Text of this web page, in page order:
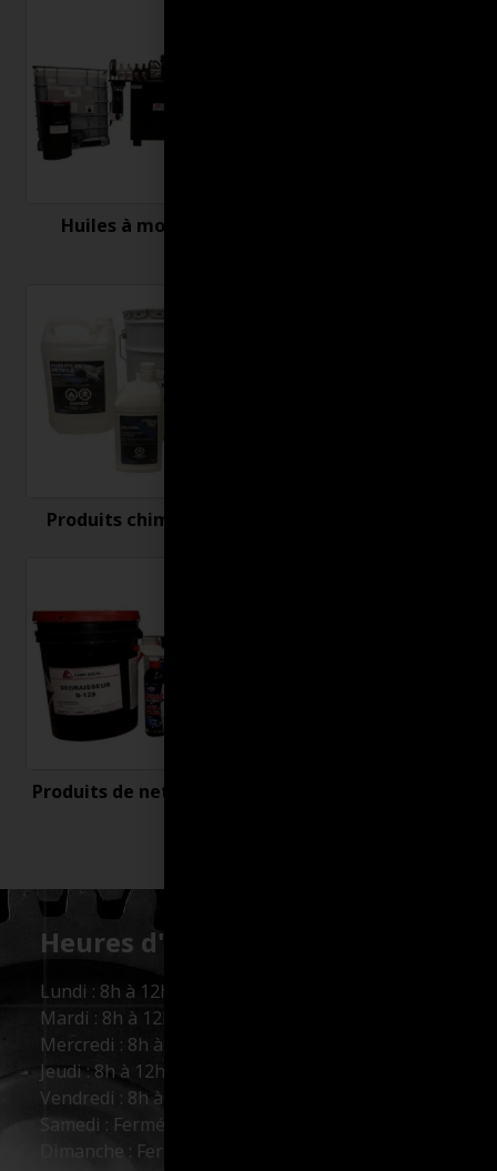
Huiles à moteur
Produits chimiques
Produits de nettoyage
Heures d'ouverture :
Lundi : 8h à 12h et 13h à 17h
Mardi : 8h à 12h et 13h à 17h
Mercredi : 8h à 12h et 13h à 17h
Jeudi : 8h à 12h et 13h à 17h
Vendredi : 8h à 12h et 13h à 16h
Samedi : Fermé
Dimanche : Fermé